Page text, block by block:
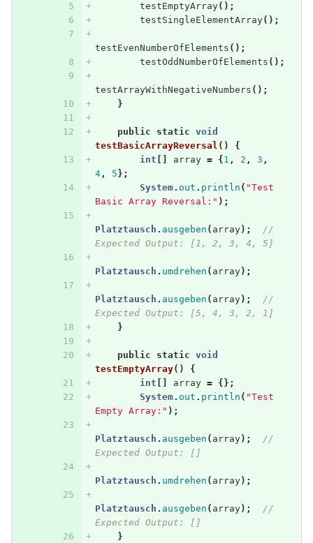
testEmptyArray();
testSingleElementArray();
testEvenNumberOfElements ();
testOddNumberOfElements ();
testArrayWithNegativeNumbers ();
}
public static void
testBasicArrayReversal ()
{
int
array = { 1 , 2 , 3 ,
4, 5 };
System. out . println ( "Test
Basic Array Reversal:" );
Platztausch . ausgeben ( array);
//
Expected Output: [1, 2, 3, 4, 5]
Platztausch . umdrehen ( array);
Platztausch . ausgeben ( array);
//
Expected Output: [5, 4, 3, 2, 1]
}
public static void
testEmptyArray()
{
int
array =
{};
System. out . println ( "Test
Empty Array:" );
Platztausch . ausgeben ( array);
//
Expected Output: []
Platztausch . umdrehen ( array);
Platztausch . ausgeben ( array);
//
Expected Output: []
}